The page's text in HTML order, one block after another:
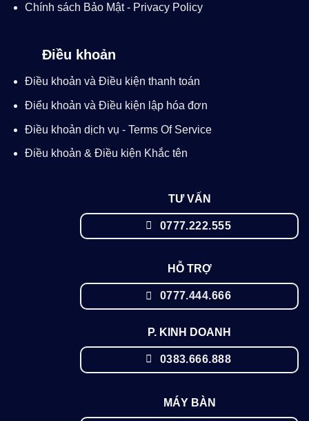
Chính sách Bảo Mật - Privacy Policy
Điều khoản
Điều khoản và Điều kiện thanh toán
Điểu khoản và Điều kiện lập hóa đơn
Điều khoản dịch vụ - Terms Of Service
Điều khoản & Điều kiện Khắc tên
TƯ VẤN
0777.222.555
HỖ TRỢ
0777.444.666
P. KINH DOANH
0383.666.888
MÁY BÀN